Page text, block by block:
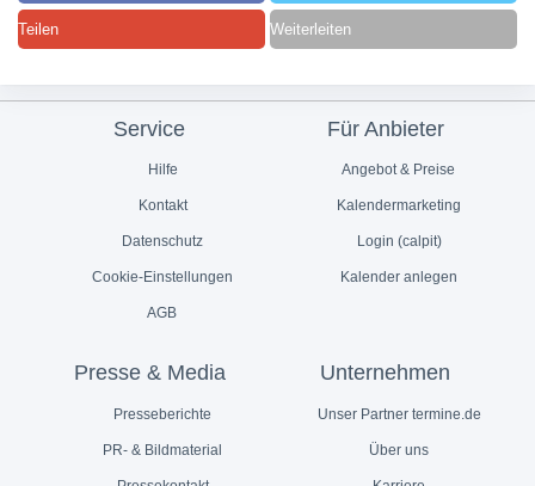
Teilen Weiterleiten
Service
Hilfe
Kontakt
Datenschutz
Cookie-Einstellungen
AGB
Für Anbieter
Angebot & Preise
Kalendermarketing
Login (calpit)
Kalender anlegen
Presse & Media
Presseberichte
PR- & Bildmaterial
Unternehmen
Unser Partner termine.de
Über uns